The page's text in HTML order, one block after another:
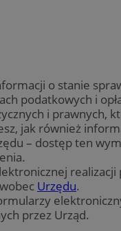
o stanie
podatkowych i
i prawnych,
jak również
– dostęp ten
realizacji
Urzędu.
przez Urząd.